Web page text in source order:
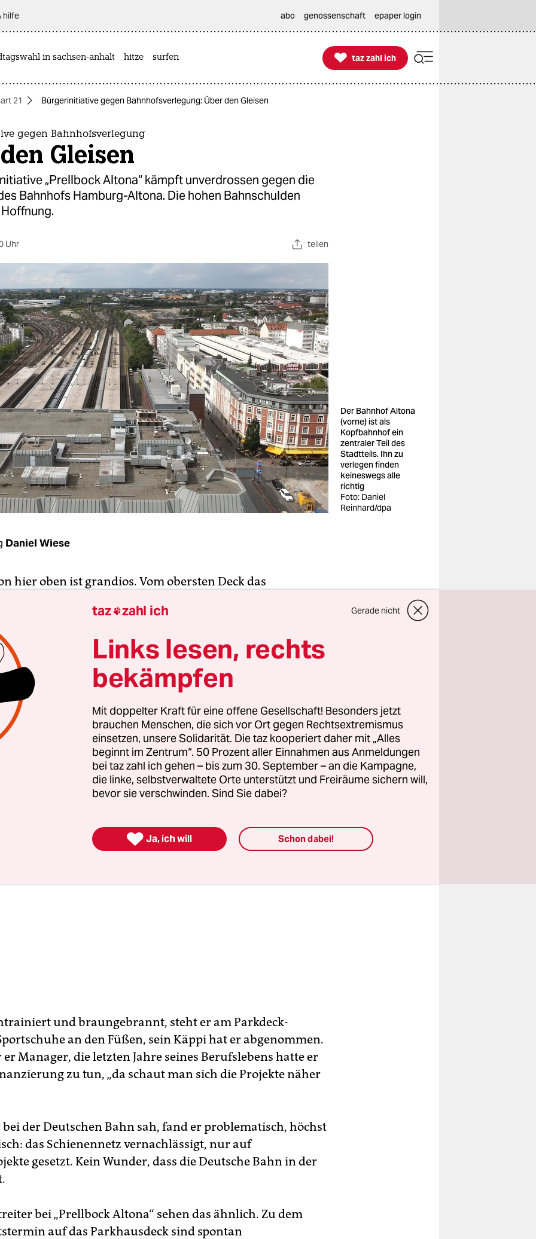
hilfe abo genossenschaft epaper login
in sachsen-anhalt hitze surfen 
taz zahl ich
taz zahl ich
21 Bürgerinitiative gegen Bahnhofsverlegung: Über den Gleisen
gegen Bahnhofsverlegung
Gleisen
„Prellbock Altona“ kämpft unverdrossen gegen die
Bahnhofs Hamburg-Altona. Die hohen Bahnschulden
Uhr teilen
Der Bahnhof Altona
(vorne) ist als
Kopfbahnhof ein
zentraler Teil des
Stadtteils. Ihn zu
verlegen finden
keineswegs alle
richtig
Foto: Daniel
Reinhard/dpa
Daniel Wiese
hier oben ist grandios. Vom obersten Deck das
schaut man über die Zuggleise, die aus der
von Gleisen, die rechts und links um einen alten
herumlaufen, am Neubaustadtteil „Mitte Altona“ vorbei,
eine große Rechtskurve machen, Richtung
Hauptbahnhof.
sehen Sie?“, sagt Michael Jung, der Sprecher der
„
Prellbock Altona“, und zeigt auf ein gelbes Hochhaus
„Da ist der Diebsteich, da soll der neue Bahnhof hin.“
und braungebrannt, steht er am Parkdeck-
an den Füßen, sein Käppi hat er abgenommen.
Manager, die letzten Jahre seines Berufslebens hatte er
zu tun, „da schaut man sich die Projekte näher
bei der Deutschen Bahn sah, fand er problematisch, höchst
das Schienennetz vernachlässigt, nur auf
gesetzt. Kein Wunder, dass die Deutsche Bahn in der
bei „Prellbock Altona“ sehen das ähnlich. Zu dem
auf das Parkhausdeck sind spontan
taz zahl ich Gerade nicht
Links lesen, rechts
bekämpfen
Mit doppelter Kraft für eine offene Gesellschaft! Besonders jetzt
brauchen Menschen, die sich vor Ort gegen Rechtsextremismus
einsetzen, unsere Solidarität. Die taz kooperiert daher mit „Alles
beginnt im Zentrum“. 50 Prozent aller Einnahmen aus Anmeldungen
bei taz zahl ich gehen – bis zum 30. September – an die Kampagne,
die linke, selbstverwaltete Orte unterstützt und Freiräume sichern will,
bevor sie verschwinden. Sind Sie dabei?
 Ja, ich will Schon dabei!